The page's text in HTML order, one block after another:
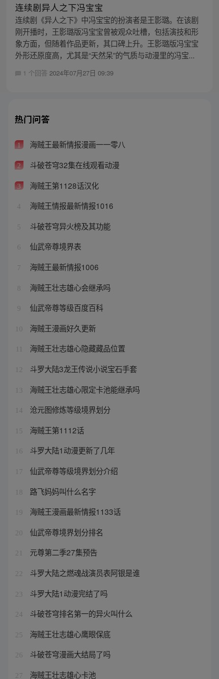
连续剧异人之下冯宝宝
连续剧《异人之下》中冯宝宝的扮演者是王影璐。在该剧
刚开播时，王影璐版冯宝宝曾被观众吐槽，包括演技和形
象方面，但随着作品更新，其口碑上升。王影璐版冯宝宝
外形还原度高，尤其是“天然呆”的气质与动漫里的冯宝...
1 个回答 2024年07月27日 09:39
热门问答
1 海贼王最新情报漫画一一零八
2 斗破苍穹32集在线观看动漫
3 海贼王第1128话汉化
4 海贼王情报最新情报1016
5 斗破苍穹异火榜及其功能
6 仙武帝尊境界表
7 海贼王最新情报1006
8 海贼王壮志雄心会继承吗
9 仙武帝尊等级百度百科
10 海贼王漫画好久更新
海贼王壮志雄心隐藏藏品位置
12 斗罗大陆3龙王传说小说宝石手套
13 海贼王壮志雄心限定卡池能继承吗
14 沧元图修炼等级境界划分
15 海贼王第1112话
16 斗罗大陆1动漫更新了几年
17 仙武帝尊等级境界划分介绍
18 路飞妈妈叫什么名字
19 海贼王漫画最新情报1133话
20 仙武帝尊境界划分排名
21 元尊第二季27集预告
22 斗罗大陆之燃魂战演员表阿银是谁
23 斗罗大陆1动漫完结了吗
24 斗破苍穹排名第一的异火叫什么
25 海贼王壮志雄心鹰眼保底
26 斗破苍穹漫画大结局了吗
27 海贼王壮志雄心卡池